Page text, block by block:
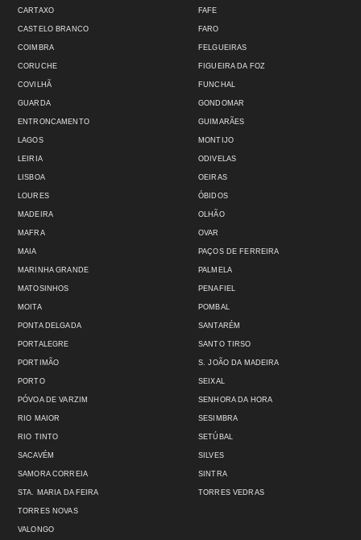
CARTAXO
CASTELO BRANCO
COIMBRA
CORUCHE
COVILHÃ
GUARDA
ENTRONCAMENTO
FAFE
FARO
FELGUEIRAS
FIGUEIRA DA FOZ
FUNCHAL
GONDOMAR
GUIMARÃES
LAGOS
LEIRIA
LISBOA
LOURES
MADEIRA
MAFRA
MAIA
MARINHA GRANDE
MATOSINHOS
MOITA
MONTIJO
ODIVELAS
OEIRAS
ÓBIDOS
OLHÃO
OVAR
PAÇOS DE FERREIRA
PALMELA
PENAFIEL
POMBAL
PONTA DELGADA
PORTALEGRE
PORTIMÃO
PORTO
PÓVOA DE VARZIM
RIO MAIOR
RIO TINTO
SACAVÉM
SAMORA CORREIA
STA. MARIA DA FEIRA
SANTARÉM
SANTO TIRSO
S. JOÃO DA MADEIRA
SEIXAL
SENHORA DA HORA
SESIMBRA
SETÚBAL
SILVES
SINTRA
TORRES VEDRAS
TORRES NOVAS
VALONGO